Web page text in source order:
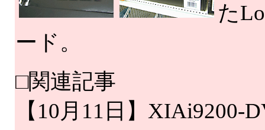
た
ード。
□関連記事
【10月11日】XIAi9200-